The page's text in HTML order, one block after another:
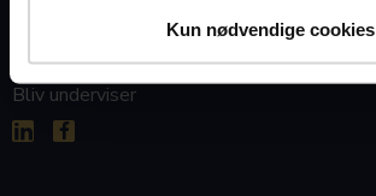
Kun nødvendige cookies
Bliv underviser
 